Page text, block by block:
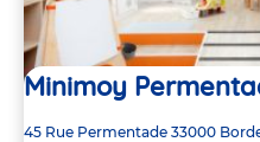
Minimoy
Adresse
45 Rue Permentade 33000
3
3